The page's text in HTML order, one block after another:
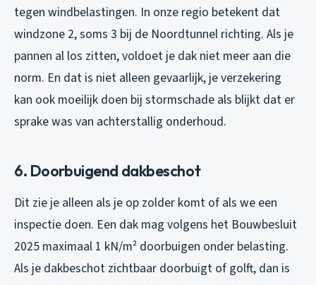
tegen windbelastingen. In onze regio betekent dat
windzone 2, soms 3 bij de Noordtunnel richting. Als je
pannen al los zitten, voldoet je dak niet meer aan die
norm. En dat is niet alleen gevaarlijk, je verzekering
kan ook moeilijk doen bij stormschade als blijkt dat er
sprake was van achterstallig onderhoud.
6. Doorbuigend dakbeschot
Dit zie je alleen als je op zolder komt of als we een
inspectie doen. Een dak mag volgens het Bouwbesluit
2025 maximaal 1 kN/m² doorbuigen onder belasting.
Als je dakbeschot zichtbaar doorbuigt of golft, dan is